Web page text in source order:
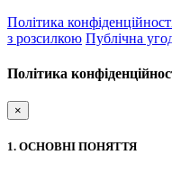
Політика
з розсилкою Публічна
Політика
×
1. ОСНОВНІ ПОНЯТТЯ